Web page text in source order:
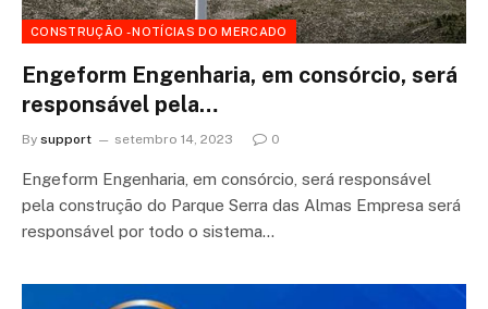
CONSTRUÇÃO - NOTÍCIAS DO MERCADO
Engeform Engenharia, em consórcio, será
responsável pela…
By support setembro 14, 2023 0
Engeform Engenharia, em consórcio, será responsável
pela construção do Parque Serra das Almas Empresa será
responsável por todo o sistema…